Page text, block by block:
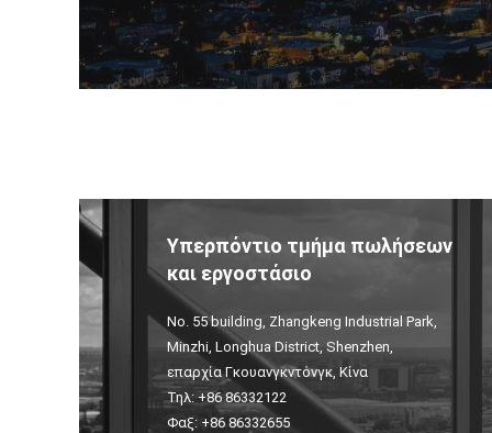
Υπερπόντιο τμήμα πωλήσεων
και εργοστάσιο
No. 55 building, Zhangkeng Industrial Park,
Minzhi, Longhua District, Shenzhen,
επαρχία Γκουανγκντόνγκ, Κίνα
Τηλ: +86 86332122
Φαξ: +86 86332655